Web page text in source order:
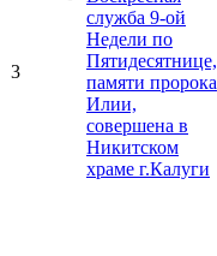
3
служба 9-ой
Недели по
Пятидесятнице,
памяти пророка
Илии,
совершена в
Никитском
храме г.Калуги